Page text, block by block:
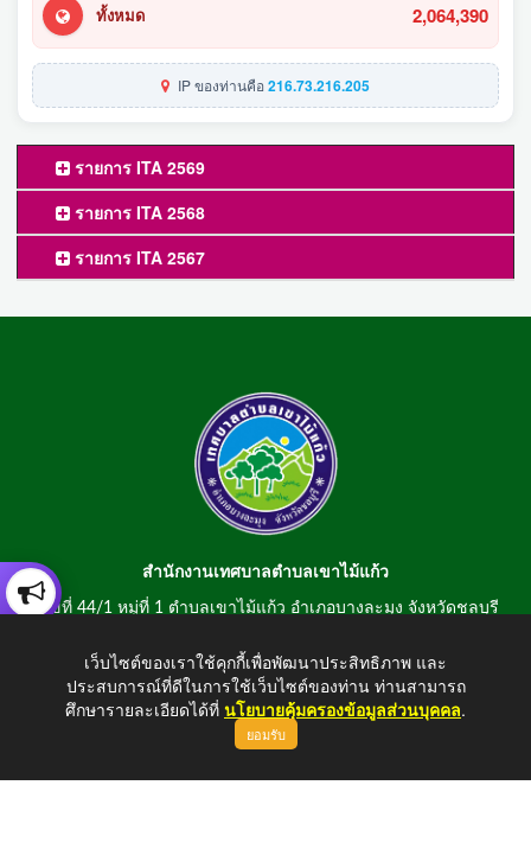
ทั้งหมด 2,064,390
IP ของท่านคือ216.73.216.205
รายการ ITA 2569
รายการ ITA 2568
รายการ ITA 2567
สำนักงานเทศบาลตำบลเขาไม้แก้ว
เลขที่ 44/1 หมู่ที่ 1 ตำบลเขาไม้แก้ว อำเภอบางละมุง จังหวัดชลบุรี
สอบถามข้อมูลโทรศัพท์/โทรสาร 0-3807-2634-5
E-mail : saraban@khaomaikaew.go.th
เว็บไซต์ของเราใช้คุกกี้เพื่อพัฒนาประสิทธิภาพ และ
ประสบการณ์ที่ดีในการใช้เว็บไซต์ของท่าน ท่านสามารถ
ศึกษารายละเอียดได้ที่ นโยบายคุ้มครองข้อมูลส่วนบุคคล.
ยอมรับ